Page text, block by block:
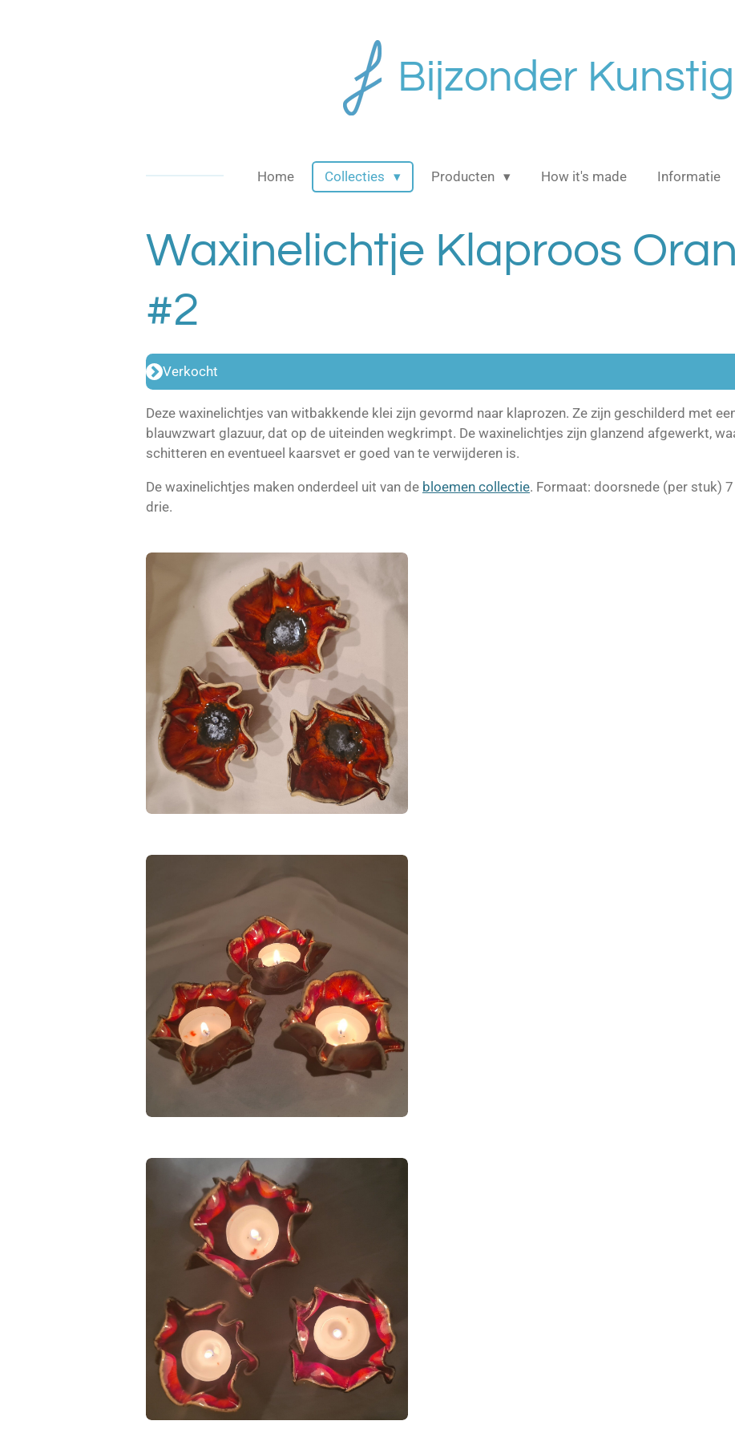
Bijzonder Kunstig
Home Collecties Producten How it's made Informatie
Waxinelichtje Klaproos
#2
Verkocht
Deze waxinelichtjes van witbakkende klei zijn gevormd naar klaprozen. Ze zijn geschilderd met
blauwzwart glazuur, dat op de uiteinden wegkrimpt. De waxinelichtjes zijn glanzend afgewerkt,
schitteren en eventueel kaarsvet er goed van te verwijderen is.
De waxinelichtjes maken onderdeel uit van de bloemen collectie. Formaat: doorsnede (per stuk)
drie.